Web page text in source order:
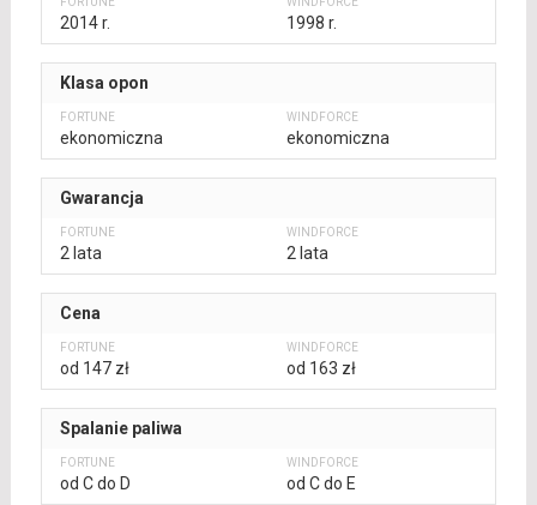
2014 r. 1998 r.
Klasa opon
ekonomiczna ekonomiczna
Gwarancja
2 lata 2 lata
Cena
od 147 zł od 163 zł
Spalanie paliwa
od C do D od C do E